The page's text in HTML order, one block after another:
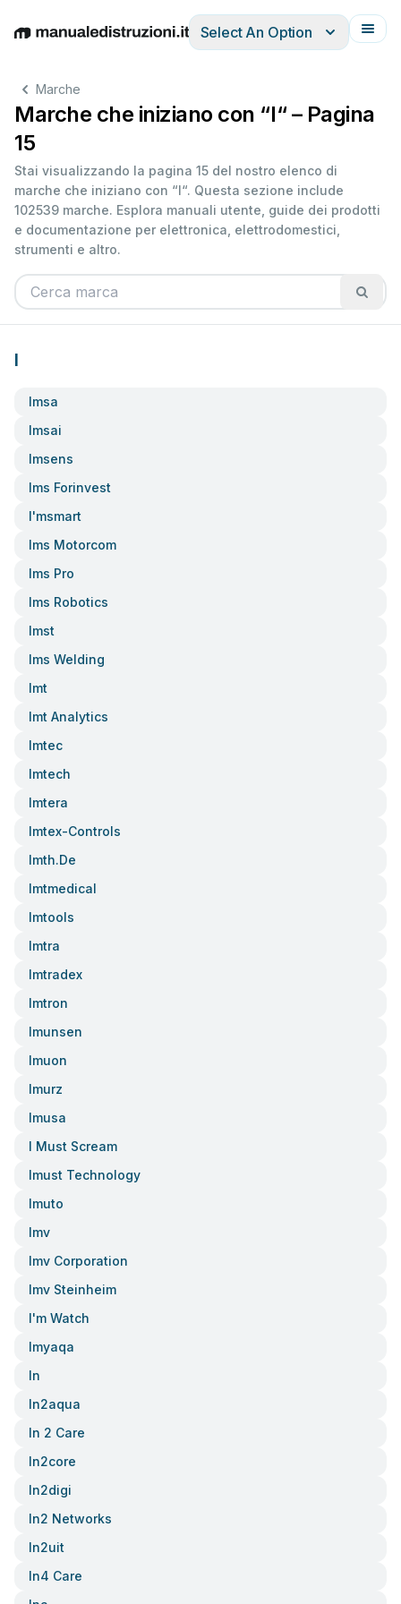
EnglishDeutschEspañolItalianoFrançais
Select An Option
Marche
Marche che iniziano con “I“ – Pagina
15
Stai visualizzando la pagina 15 del nostro elenco di
marche che iniziano con “I“. Questa sezione include
102539 marche. Esplora manuali utente, guide dei prodotti
e documentazione per elettronica, elettrodomestici,
strumenti e altro.
I
Imsa
Imsai
Imsens
Ims Forinvest
I'msmart
Ims Motorcom
Ims Pro
Ims Robotics
Imst
Ims Welding
Imt
Imt Analytics
Imtec
Imtech
Imtera
Imtex-Controls
Imth.de
Imtmedical
Imtools
Imtra
Imtradex
Imtron
Imunsen
Imuon
Imurz
Imusa
I Must Scream
Imust Technology
Imuto
Imv
Imv Corporation
Imv Steinheim
I'm Watch
Imyaqa
In
In2aqua
In 2 Care
In2core
In2digi
In2 Networks
In2uit
In4 Care